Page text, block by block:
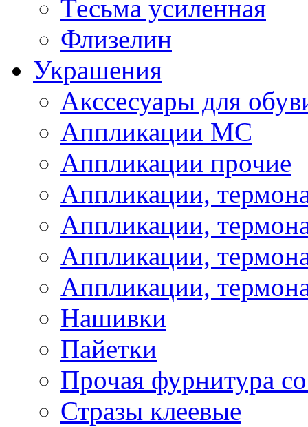
Тесьма усиленная
Флизелин
Украшения
Акссесуары для
Аппликации МС
Аппликации прочие
Аппликации,
Аппликации,
Аппликации,
Аппликации,
Нашивки
Пайетки
Прочая фурнитура
Стразы клеевые